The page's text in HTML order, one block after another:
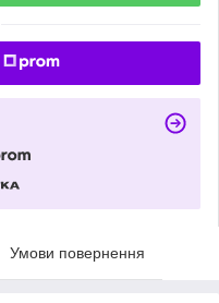
Умови повернення